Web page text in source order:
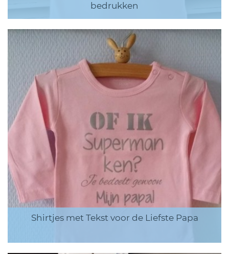
bedrukken
Shirtjes met Tekst voor de Liefste Papa